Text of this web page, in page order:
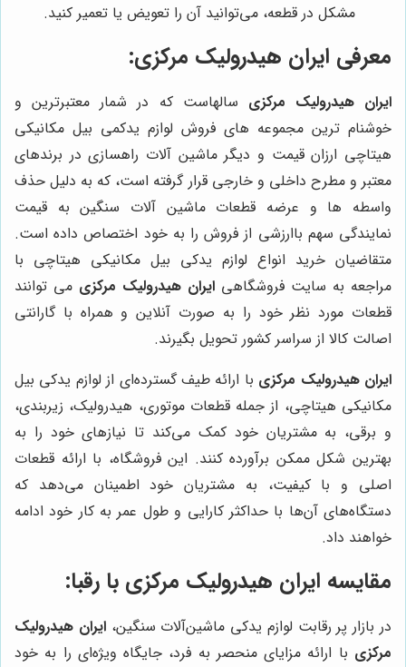
مشکل در قطعه، می‌توانید آن را تعویض یا تعمیر کنید.
معرفی ایران هیدرولیک مرکزی:
ایران هیدرولیک مرکزی سالهاست که در شمار معتبرترین و
خوشنام ترین مجموعه های فروش لوازم یدکمی بیل مکانیکی
هیتاچی ارزان قیمت و دیگر ماشین آلات راهسازی در برندهای
معتبر و مطرح داخلی و خارجی قرار گرفته است، که به دلیل حذف
واسطه ها و عرضه قطعات ماشین آلات سنگین به قیمت
نمایندگی سهم باارزشی از فروش را به خود اختصاص داده است.
متقاضیان خرید انواع لوازم یدکی بیل مکانیکی هیتاچی با
مراجعه به سایت فروشگاهی ایران هیدرولیک مرکزی می توانند
قطعات مورد نظر خود را به صورت آنلاین و همراه با گارانتی
اصالت کالا از سراسر کشور تحویل بگیرند.
ایران هیدرولیک مرکزی با ارائه طیف گسترده‌ای از لوازم یدکی بیل
مکانیکی هیتاچی، از جمله قطعات موتوری، هیدرولیک، زیربندی،
و برقی، به مشتریان خود کمک می‌کند تا نیازهای خود را به
بهترین شکل ممکن برآورده کنند. این فروشگاه، با ارائه قطعات
اصلی و با کیفیت، به مشتریان خود اطمینان می‌دهد که
دستگاه‌های آن‌ها با حداکثر کارایی و طول عمر به کار خود ادامه
خواهند داد.
مقایسه ایران هیدرولیک مرکزی با رقبا:
در بازار پر رقابت لوازم یدکی ماشین‌آلات سنگین،ایران هیدرولیک
مرکزی با ارائه مزایای منحصر به فرد، جایگاه ویژه‌ای را به خود